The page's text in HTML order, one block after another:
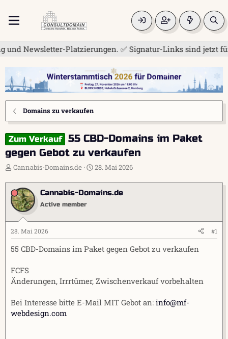
Platzierungen. ✅ Signatur-Links sind jetzt für
Domains zu verkaufen
Zum Verkauf
55 CBD-Domains im Paket
gegen Gebot zu verkaufen
E
s
t
e
l
e
r
Cannabis-Domains.de
E
s
t
l
a
m
28. Mai 2026
Cannabis-Domains.de
Active member
28. Mai 2026 #1
55 CBD-Domains im Paket gegen Gebot zu verkaufen
FCFS
Änderungen, Irrrtümer, Zwischenverkauf vorbehalten
Bei Interesse bitte E-Mail MIT Gebot an: info@mf-
webdesign.com